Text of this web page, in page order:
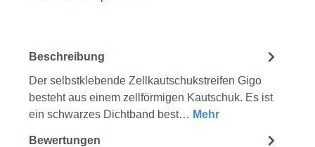
Beschreibung
Der selbstklebende Zellkautschukstreifen Gigo
besteht aus einem zellförmigen Kautschuk. Es ist
ein schwarzes Dichtband best… Mehr
Bewertungen